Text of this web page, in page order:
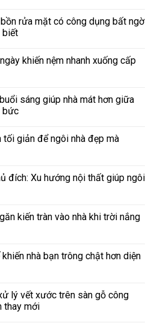
rửa mặt có công dụng bất ngờ
biết
khiến nệm nhanh xuống cấp
sáng giúp nhà mát hơn giữa
bức
tối giản để ngôi nhà đẹp mà
đích: Xu hướng nội thất giúp ngôi
kiến tràn vào nhà khi trời nắng
nhà bạn trông chật hơn diện
lý vết xước trên sàn gỗ công
thay mới